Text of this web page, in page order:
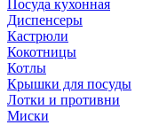
Посуда кухонная
Диспенсеры
Кастрюли
Кокотницы
Котлы
Крышки для посуды
Лотки и противни
Миски